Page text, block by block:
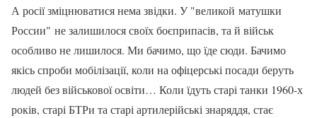
А росії зміцнюватися нема звідки. У "великой матушки
России" не залишилося своїх боєприпасів, та й військ
особливо не лишилося. Ми бачимо, що їде сюди. Бачимо
якісь спроби мобілізації, коли на офіцерські посади беруть
людей без військової освіти… Коли їдуть старі танки 1960-х
років, старі БТРи та старі артилерійські знаряддя, стає